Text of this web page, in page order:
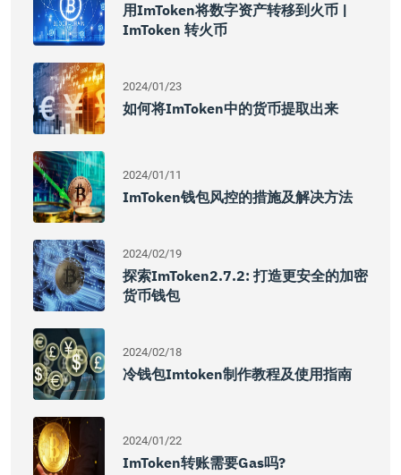
用imToken将数字资产转移到火币 |
ImToken 转火币
2024/01/23
如何将imToken中的货币提取出来
2024/01/11
ImToken钱包风控的措施及解决方法
2024/02/19
探索imToken2.7.2: 打造更安全的加密
货币钱包
2024/02/18
冷钱包imtoken制作教程及使用指南
2024/01/22
ImToken转账需要gas吗?